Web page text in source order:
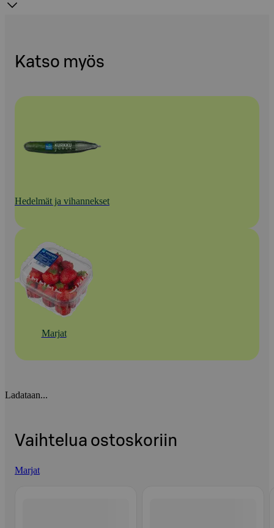
Katso myös
Hedelmät ja vihannekset
Marjat
Ladataan...
Vaihtelua ostoskoriin
Marjat